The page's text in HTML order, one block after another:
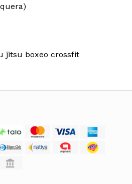
jitsu boxeo crossfit